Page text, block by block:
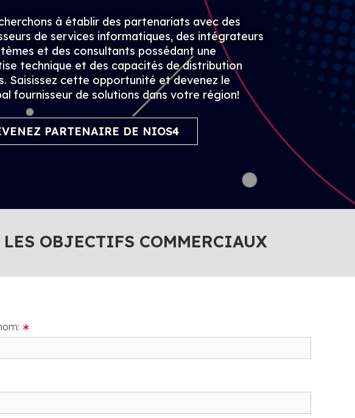
à établir des partenariats avec des
de services informatiques, des intégrateurs
et des consultants possédant une
technique et des capacités de distribution
Saisissez cette opportunité et devenez le
fournisseur de solutions dans votre région!
PARTENAIRE DE NIOS4
OBJECTIFS COMMERCIAUX
∗